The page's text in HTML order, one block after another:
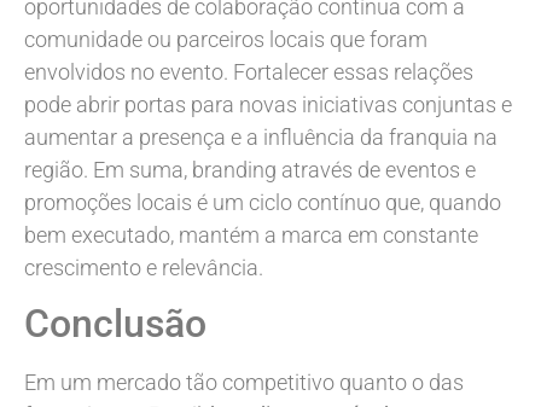
oportunidades de colaboração contínua com a
comunidade ou parceiros locais que foram
envolvidos no evento. Fortalecer essas relações
pode abrir portas para novas iniciativas conjuntas e
aumentar a presença e a influência da franquia na
região. Em suma, branding através de eventos e
promoções locais é um ciclo contínuo que, quando
bem executado, mantém a marca em constante
crescimento e relevância.
Conclusão
Em um mercado tão competitivo quanto o das